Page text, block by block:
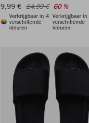
9,99 € 24,99 € 60 %
Verkrijgbaar in 4
verschillende
kleuren
Verkrijgbaar in
verschillende
kleuren